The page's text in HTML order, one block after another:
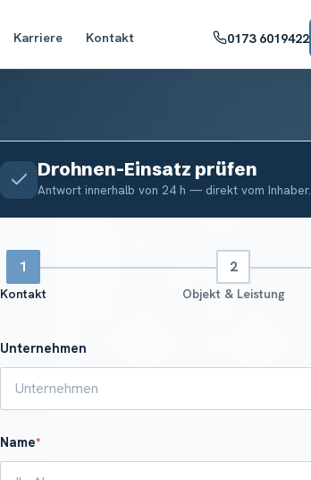
Karriere Kontakt 0173 6019422
Drohnen-Einsatz prüfen
Antwort innerhalb von 24 h — direkt vom Inhaber.
Kontakt Objekt & Leistung
Unternehmen
Name*